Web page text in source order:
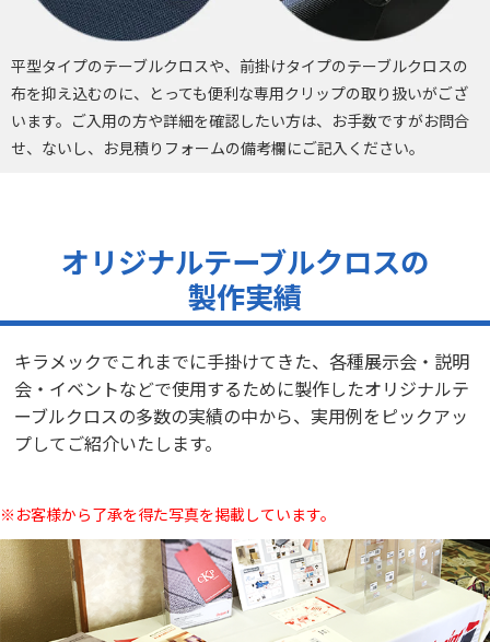
平型タイプのテーブルクロスや、前掛けタイプのテーブルクロスの
布を抑え込むのに、とっても便利な専用クリップの取り扱いがござ
います。ご入用の方や詳細を確認したい方は、お手数ですがお問合
せ、ないし、お見積りフォームの備考欄にご記入ください。
オリジナルテーブルクロスの
製作実績
キラメックでこれまでに手掛けてきた、各種展示会・説明
会・イベントなどで使用するために製作したオリジナルテ
ーブルクロスの多数の実績の中から、実用例をピックアッ
プしてご紹介いたします。
※お客様から了承を得た写真を掲載しています。